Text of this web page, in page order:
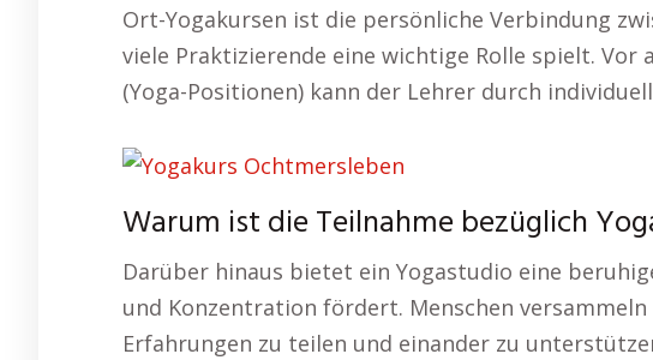
Ort-Yogakursen ist die persönliche Verbindung
viele Praktizierende eine wichtige Rolle spielt. Vor
(Yoga-Positionen) kann der Lehrer durch
Warum ist die Teilnahme bezüglich
Darüber hinaus bietet ein Yogastudio eine
und Konzentration fördert. Menschen
Erfahrungen zu teilen und einander zu